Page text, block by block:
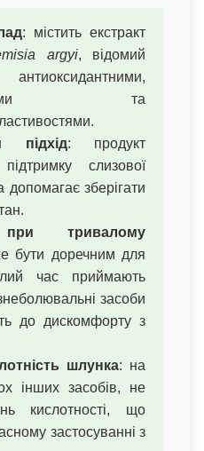
: містить екстракт
argyi, відомий
та
підхід: продукт
слизової
зберігати
тривалому
бути доречним для
час приймають
засоби
до дискомфорту з
шлунка: на
інших засобів, не
кислотності, що
застосуванні з